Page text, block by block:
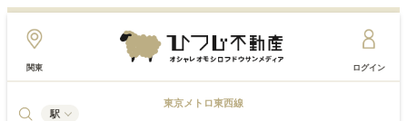
関東 ログイン
駅
東京メトロ東西線